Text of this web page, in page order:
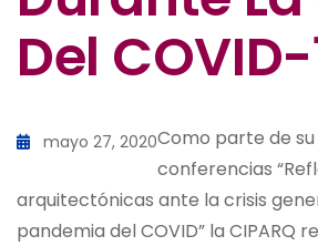
Del COVID-
mayo 27, 2020Como parte de su
conferencias
arquitectónicas ante la crisis
pandemia del COVID” la CIPARQ